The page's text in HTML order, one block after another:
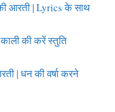
आरती | Lyrics के साथ
की करें स्तुति
| धन की वर्षा करने